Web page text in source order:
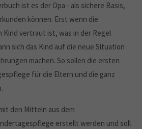
ist es der Opa - als sichere Basis,
können. Erst wenn die
Kind vertraut ist, was in der Regel
sich das Kind auf die neue Situation
machen. So sollen die ersten
für die Eltern und die ganz
den Mitteln aus dem
erstellt werden und soll